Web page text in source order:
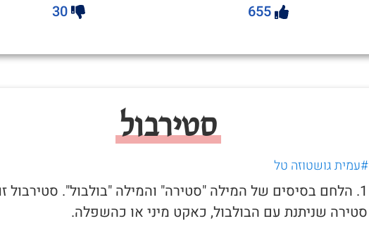
655
30
סטירבול
#עמית גושטוזה טל
1. הלחם בסיסים של המילה "סטירה" והמילה "בולבול". סטירבול
סטירה שניתנת עם הבולבול, כאקט מיני או כהשפלה.